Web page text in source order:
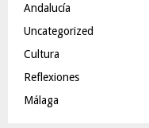
Andalucía
Uncategorized
Cultura
Reflexiones
Málaga